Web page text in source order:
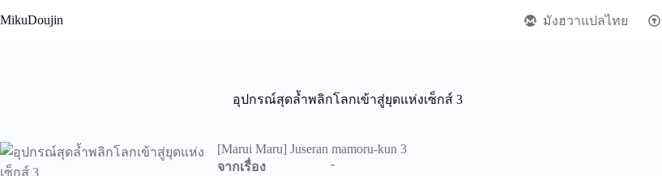
to
MikuDoujin มังฮวาแปลไทย
อุปกรณ์สุดล้ำพลิกโลกเข้าสู่ยุดแห่งเซ็กส์ 3
[Marui Maru] Juseran mamoru-kun 3
จากเรื่อง
-